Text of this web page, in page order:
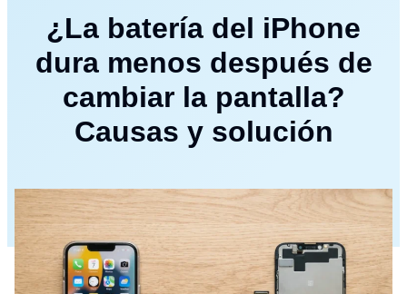
¿La batería del iPhone
dura menos después de
cambiar la pantalla?
Causas y solución